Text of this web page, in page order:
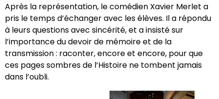
Après la représentation, le comédien Xavier Merlet a
pris le temps d’échanger avec les élèves. Il a répondu
à leurs questions avec sincérité, et a insisté sur
l’importance du devoir de mémoire et de la
transmission : raconter, encore et encore, pour que
ces pages sombres de l’Histoire ne tombent jamais
dans l’oubli.